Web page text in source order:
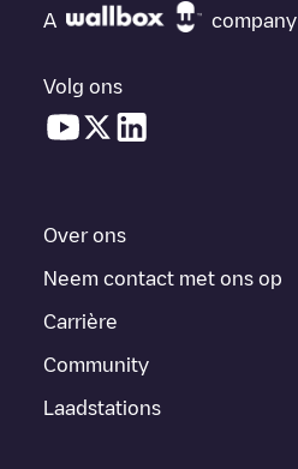
A company
Volg ons
Over ons
Neem contact met ons op
Carrière
Community
Laadstations